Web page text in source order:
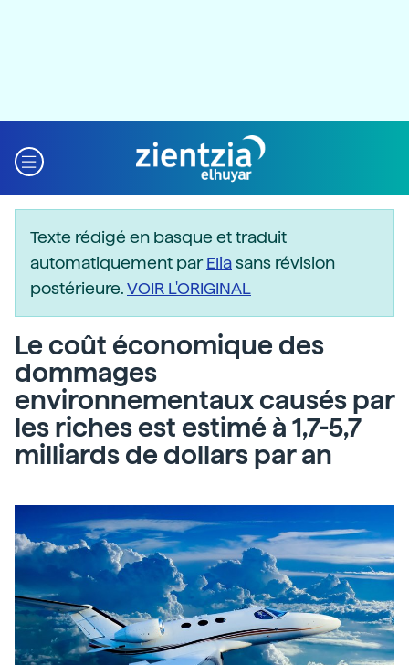
Texte rédigé en basque et traduit
automatiquement parEliasans révision
postérieure.VOIR L'ORIGINAL
Le coût économique des
dommages
environnementaux causés par
les riches est estimé à 1,7-5,7
milliards de dollars par an